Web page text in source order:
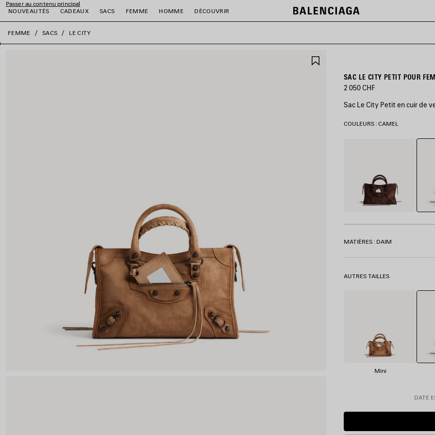
Passer au contenu principal
NOUVEAUTÉS
CADEAUX SACS FEMME HOMME DÉCOUVRIR
fermer la bannière
FEMME SACS LE CITY
FAVORISSAC LE CITY PETIT POUR
2 050 CHF
Sac Le City Petit en cuir de
COULEURS : CAMEL
MATIÈRES : DAIM
AUTRES TAILLES
Mini
DATE